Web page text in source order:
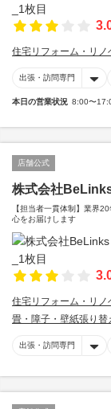
住宅リフォーム・リノ
出張・訪問専門
本日の営業状況 8:00〜
店舗公式
株式会社
【担当者一貫体制】業界
心をお届けします
住宅リフォーム・リノ
畳・障子・壁紙張り替
出張・訪問専門